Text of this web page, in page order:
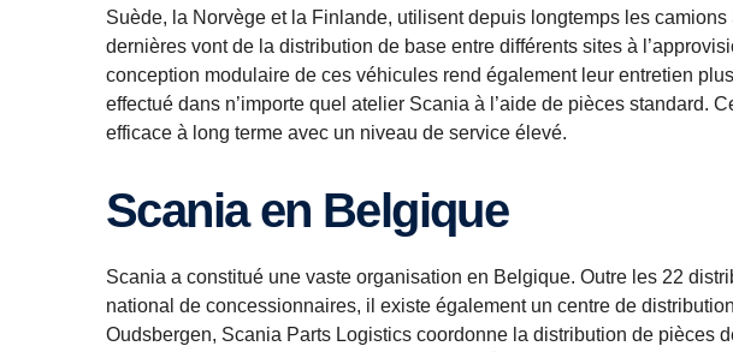
Suède, la Norvège et la Finlande, utilisent depuis longtemps les
dernières vont de la distribution de base entre différents sites à
conception modulaire de ces véhicules rend également leur entretien
effectué dans n’importe quel atelier Scania à l’aide de pièces standard.
efficace à long terme avec un niveau de service élevé.
Scania en Belgique
Scania a constitué une vaste organisation en Belgique. Outre les 22
national de concessionnaires, il existe également un centre de
Oudsbergen, Scania Parts Logistics coordonne la distribution de pièces